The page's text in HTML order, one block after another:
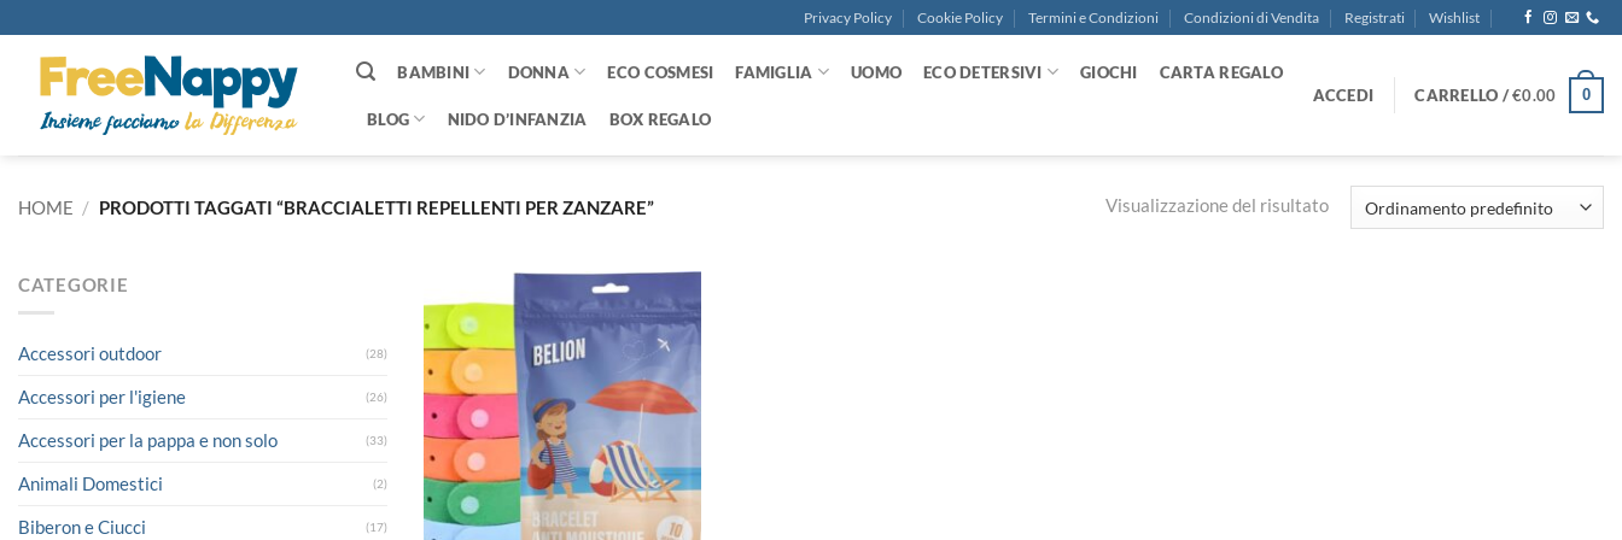
ai
contenuti
Privacy Policy Cookie Policy Termini e Condizioni Condizioni di Vendita Registrati Wishlist
BAMBINI DONNA ECO COSMESI FAMIGLIA UOMO ECO DETERSIVI GIOCHI CARTA REGALO
BLOG NIDO D’INFANZIA BOX REGALO
ACCEDI CARRELLO /€0.00 0
HOME / PRODOTTI TAGGATI “BRACCIALETTI REPELLENTI PER ZANZARE” Visualizzazione del risultato
CATEGORIE
Accessori outdoor (28)
Accessori per l'igiene (26)
Accessori per la pappa e non solo (33)
Animali Domestici (2)
Biberon e Ciucci (17)
Aggiungi
alla lista
dei
desideri